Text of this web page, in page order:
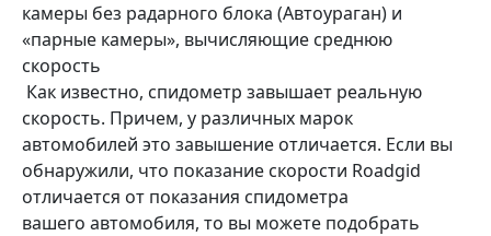
камеры без радарного блока (Автоураган) и
«парные камеры», вычисляющие среднюю
скорость
Как известно, спидометр завышает реальную
скорость. Причем, у различных марок
автомобилей это завышение отличается. Если вы
обнаружили, что показание скорости Roadgid
отличается от показания спидометра
вашего автомобиля, то вы можете подобрать